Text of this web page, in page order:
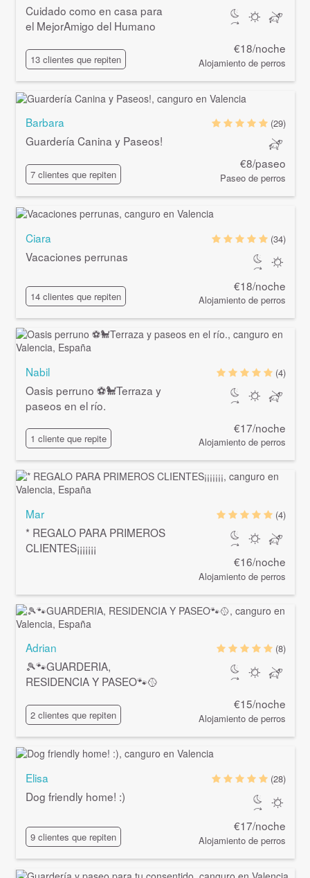
Cuidado como en casa para
el MejorAmigo del Humano
13 clientes que repiten
€18/noche
Alojamiento de perros
Barbara
Guardería Canina y Paseos!
7 clientes que repiten
(29)
€8/paseo
Paseo de perros
Ciara
Vacaciones perrunas
14 clientes que repiten
(34)
€18/noche
Alojamiento de perros
Nabil
Oasis perruno ⚽🐩Terraza y
paseos en el río.
1 cliente que repite
(4)
€17/noche
Alojamiento de perros
Mar
* REGALO PARA PRIMEROS
CLIENTES¡¡¡¡¡¡¡
(4)
€16/noche
Alojamiento de perros
Adrian
🎾🐾GUARDERIA,
RESIDENCIA Y PASEO🐾🥎
2 clientes que repiten
(8)
€15/noche
Alojamiento de perros
Elisa
Dog friendly home! :)
9 clientes que repiten
(28)
€17/noche
Alojamiento de perros